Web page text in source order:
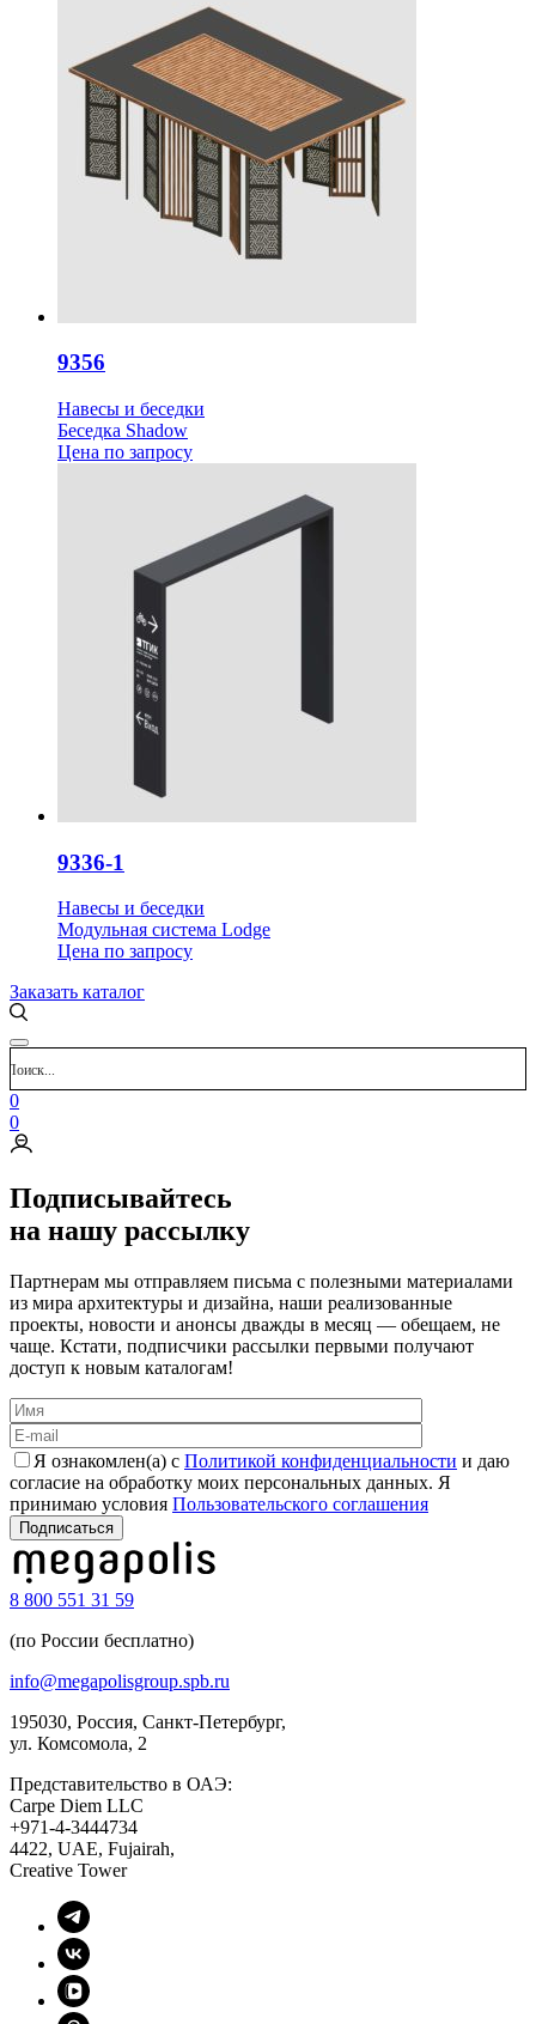
9356
Навесы и беседки
Беседка Shadow
Цена по запросу
9336-1
Навесы и беседки
Модульная система Lodge
Цена по запросу
Заказать каталог
0
0
Подписывайтесь
на нашу рассылку
Партнерам мы отправляем письма с полезными материалами
из мира архитектуры и дизайна, наши реализованные
проекты, новости и анонсы дважды в месяц — обещаем, не
чаще. Кстати, подписчики рассылки первыми получают
доступ к новым каталогам!
Я ознакомлен(а) с Политикой конфиденциальности и даю
согласие на обработку моих персональных данных. Я
принимаю условия Пользовательского соглашения
8 800 551 31 59
(по России бесплатно)
info@megapolisgroup.spb.ru
195030, Россия, Санкт-Петербург,
ул. Комсомола, 2
Представительство в ОАЭ:
Carpe Diem LLC
+971-4-3444734
4422, UAE, Fujairah,
Creative Tower